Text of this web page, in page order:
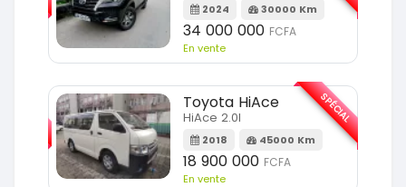
2021 60000 Km
18 500 000FCFA
En vente
Hyundai Elantra
9 800 000
SPÉCIAL